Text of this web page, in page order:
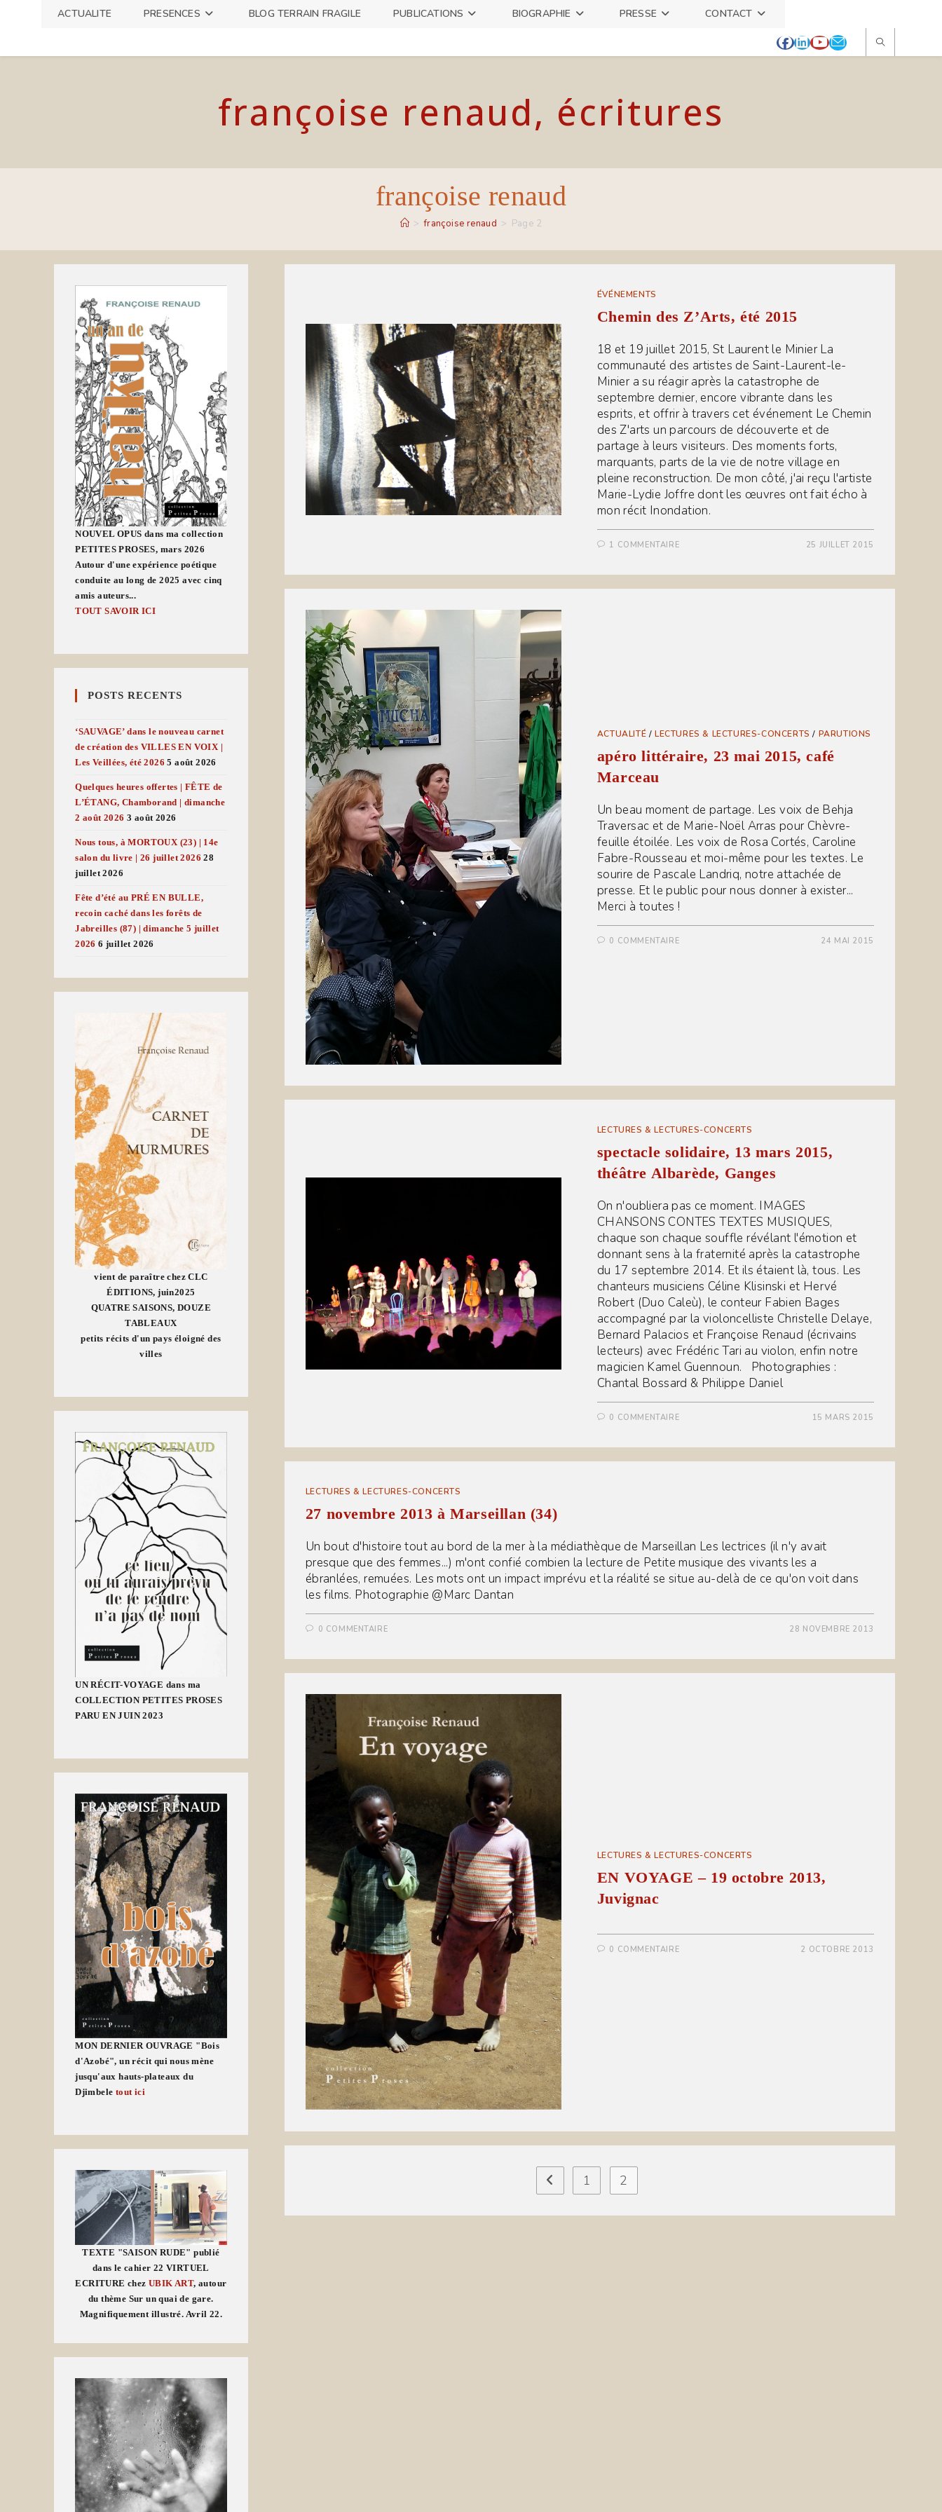
ACTUALITE PRESENCES BLOG TERRAIN FRAGILE PUBLICATIONS BIOGRAPHIE PRESSE CONTACT
françoise renaud, écritures
françoise renaud
> françoise renaud > Page 2
ÉVÉNEMENTS
Chemin des Z’Arts, été 2015
18 et 19 juillet 2015, St Laurent le Minier La
communauté des artistes de Saint-Laurent-le-
Minier a su réagir après la catastrophe de
septembre dernier, encore vibrante dans les
esprits, et offrir à travers cet événement Le Chemin
des Z'arts un parcours de découverte et de
partage à leurs visiteurs. Des moments forts,
marquants, parts de la vie de notre village en
pleine reconstruction. De mon côté, j'ai reçu l'artiste
Marie-Lydie Joffre dont les œuvres ont fait écho à
mon récit Inondation.
1 COMMENTAIRE 25 JUILLET 2015
ACTUALITÉ /LECTURES & LECTURES-CONCERTS / PARUTIONS
apéro littéraire, 23 mai 2015, café
Marceau
Un beau moment de partage. Les voix de Behja
Traversac et de Marie-Noël Arras pour Chèvre-
feuille étoilée. Les voix de Rosa Cortés, Caroline
Fabre-Rousseau et moi-même pour les textes. Le
sourire de Pascale Landriq, notre attachée de
presse. Et le public pour nous donner à exister...
Merci à toutes !
0 COMMENTAIRE 24 MAI 2015
LECTURES & LECTURES-CONCERTS
spectacle solidaire, 13 mars 2015,
théâtre Albarède, Ganges
On n'oubliera pas ce moment. IMAGES
CHANSONS CONTES TEXTES MUSIQUES,
chaque son chaque souffle révélant l'émotion et
donnant sens à la fraternité après la catastrophe
du 17 septembre 2014. Et ils étaient là, tous. Les
chanteurs musiciens Céline Klisinski et Hervé
Robert (Duo Caleù), le conteur Fabien Bages
accompagné par la violoncelliste Christelle Delaye,
Bernard Palacios et Françoise Renaud (écrivains
lecteurs) avec Frédéric Tari au violon, enfin notre
magicien Kamel Guennoun. Photographies :
Chantal Bossard & Philippe Daniel
0 COMMENTAIRE 15 MARS 2015
LECTURES & LECTURES-CONCERTS
27 novembre 2013 à Marseillan (34)
Un bout d'histoire tout au bord de la mer à la médiathèque de Marseillan Les lectrices (il n'y avait
presque que des femmes...) m'ont confié combien la lecture de Petite musique des vivants les a
ébranlées, remuées. Les mots ont un impact imprévu et la réalité se situe au-delà de ce qu'on voit dans
les films. Photographie @Marc Dantan
0 COMMENTAIRE 28 NOVEMBRE 2013
LECTURES & LECTURES-CONCERTS
EN VOYAGE – 19 octobre 2013,
Juvignac
0 COMMENTAIRE 2 OCTOBRE 2013
Go to the previous page
1 2
NOUVEL OPUS dans ma collection
PETITES PROSES, mars 2026
Autour d'une expérience poétique
conduite au long de 2025 avec cinq
amis auteurs...
TOUT SAVOIR ICI
POSTS RECENTS
‘SAUVAGE’ dans le nouveau carnet
de création des VILLES EN VOIX |
Les Veillées, été 2026 5 août 2026
Quelques heures offertes | FÊTE de
L’ÉTANG, Chamborand | dimanche
2 août 2026 3 août 2026
Nous tous, à MORTOUX (23) | 14e
salon du livre | 26 juillet 2026 28
juillet 2026
Fête d’été au PRÉ EN BULLE,
recoin caché dans les forêts de
Jabreilles (87) | dimanche 5 juillet
2026 6 juillet 2026
vient de paraître chez CLC
ÉDITIONS, juin2025
QUATRE SAISONS, DOUZE
TABLEAUX
petits récits d'un pays éloigné des
villes
UN RÉCIT-VOYAGE dans ma
COLLECTION PETITES PROSES
PARU EN JUIN 2023
MON DERNIER OUVRAGE "Bois
d'Azobé", un récit qui nous mène
jusqu'aux hauts-plateaux du
Djimbele tout ici
TEXTE "SAISON RUDE" publié
dans le cahier 22 VIRTUEL
ECRITURE chez UBIK ART, autour
du thème Sur un quai de gare.
Magnifiquement illustré. Avril 22.